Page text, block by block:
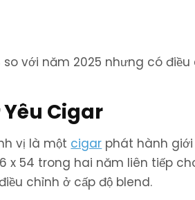
với năm 2025 nhưng có điều
Cigar
vị là một cigar phát hành
x 54 trong hai năm liên tiếp
chỉnh ở cấp độ blend.